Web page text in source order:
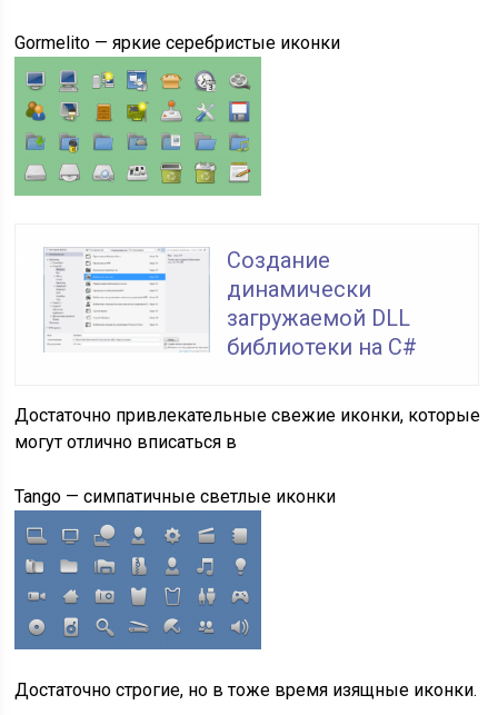
Gormelito — яркие серебристые иконки
Создание
динамически
загружаемой DLL
библиотеки на C#
Достаточно привлекательные свежие иконки, которые
могут отлично вписаться в
Tango — симпатичные светлые иконки
Достаточно строгие, но в тоже время изящные иконки.